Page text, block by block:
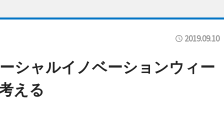
2019.09.10
シャルイノベーションウィー
える